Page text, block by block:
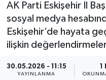
AK Parti Eskişehir İl
sosyal medya
Eskişehir’de hayata
ilişkin
30.05.2026 - 11:15
YAYINLANMA
1
Magazin
Resmi İlanlar
Sağlık
Tüm Manşetler
Son Dakika
Haber Arşivi